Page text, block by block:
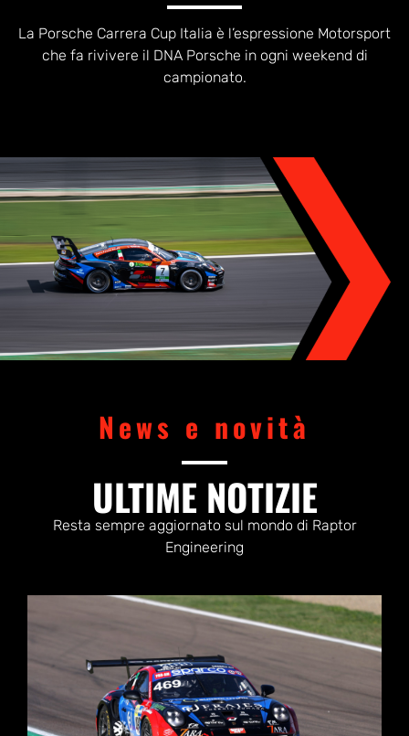
La Porsche Carrera Cup Italia è l’espressione Motorsport
che fa rivivere il DNA Porsche in ogni weekend di
campionato.
News e novità
ULTIME NOTIZIE
Resta sempre aggiornato sul mondo di Raptor
Engineering